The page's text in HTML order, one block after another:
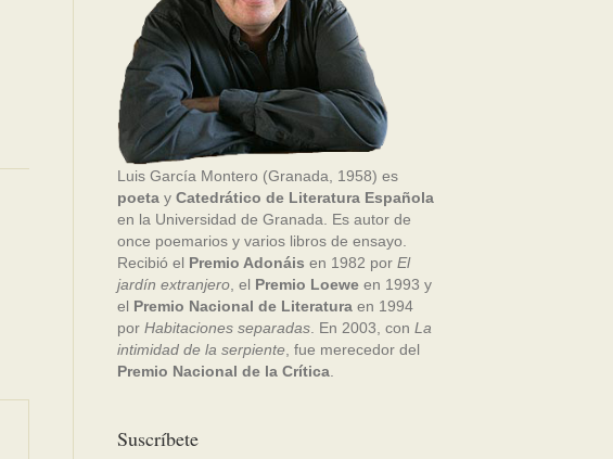
Luis García Montero (Granada, 1958) es
poeta y Catedrático de Literatura Española
en la Universidad de Granada. Es autor de
once poemarios y varios libros de ensayo.
Recibió el Premio Adonáis en 1982 por El
jardín extranjero , el Premio Loewe en 1993 y
el Premio Nacional de Literatura en 1994
por Habitaciones separadas . En 2003, con La
intimidad de la serpiente , fue merecedor del
Premio Nacional de la Crítica
Suscríbete